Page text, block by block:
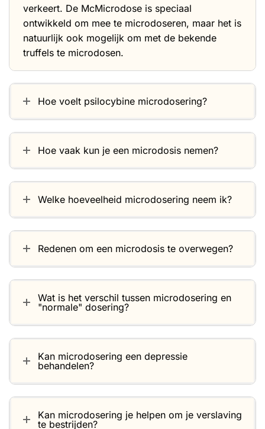
verkeert. De McMicrodose is speciaal
ontwikkeld om mee te microdoseren, maar het is
natuurlijk ook mogelijk om met de bekende
truffels te microdosen.
Hoe voelt psilocybine microdosering?
Hoe vaak kun je een microdosis nemen?
Welke hoeveelheid microdosering neem ik?
Redenen om een microdosis te overwegen?
Wat is het verschil tussen microdosering en
"normale" dosering?
Kan microdosering een depressie
behandelen?
Kan microdosering je helpen om je verslaving
te bestrijden?